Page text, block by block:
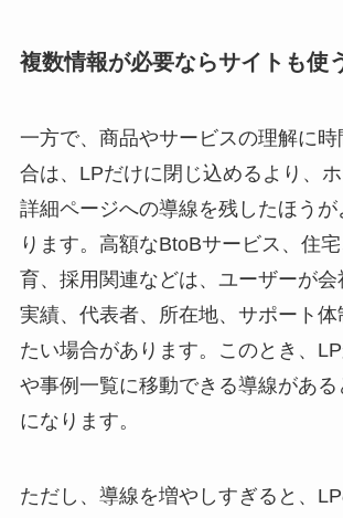
複数情報が必要ならサイトも使
一方で、商品やサービスの理解に
合は、LPだけに閉じ込めるより、
詳細ページへの導線を残したほうが
ります。高額なBtoBサービス、住
育、採用関連などは、ユーザーが会
実績、代表者、所在地、サポート体
たい場合があります。このとき、
や事例一覧に移動できる導線があ
になります。
ただし、導線を増やしすぎると、